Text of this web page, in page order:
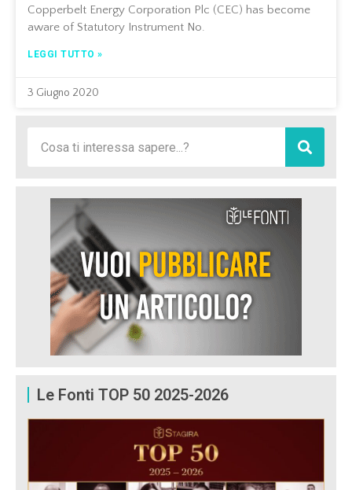
Copperbelt Energy Corporation Plc (CEC) has become
aware of Statutory Instrument No.
LEGGI TUTTO »
3 Giugno 2020
Le Fonti TOP 50 2025-2026